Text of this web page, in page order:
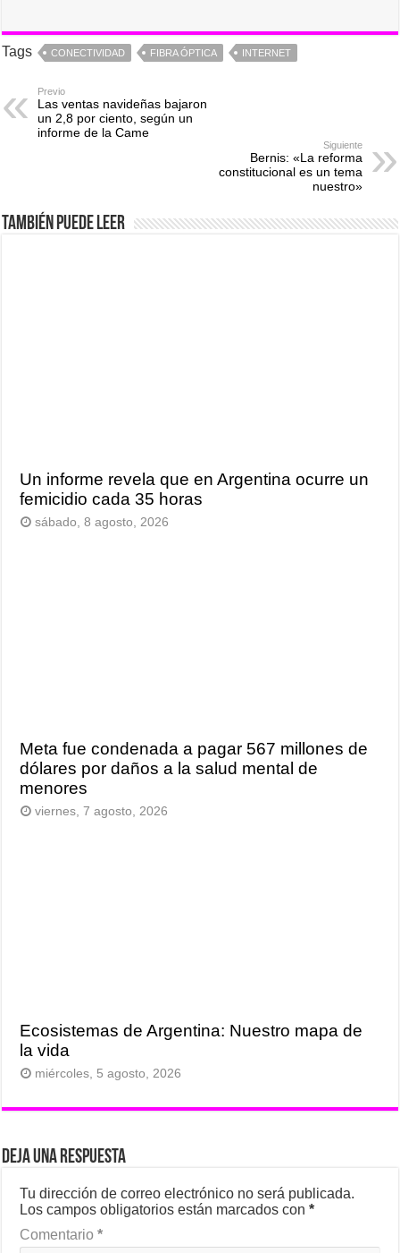
Tags CONECTIVIDAD FIBRA ÓPTICA INTERNET
Previo
Las ventas navideñas bajaron
un 2,8 por ciento, según un
informe de la Came
Siguiente
Bernis: «La reforma
constitucional es un tema
nuestro»
También puede leer
Un informe revela que en Argentina ocurre un
femicidio cada 35 horas
sábado, 8 agosto, 2026
Meta fue condenada a pagar 567 millones de
dólares por daños a la salud mental de
menores
viernes, 7 agosto, 2026
Ecosistemas de Argentina: Nuestro mapa de
la vida
miércoles, 5 agosto, 2026
Deja una respuesta
Tu dirección de correo electrónico no será publicada.
Los campos obligatorios están marcados con*
Comentario*